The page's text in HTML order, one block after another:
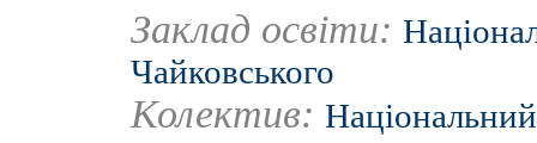
Заклад освіти:
Чайковського
Колектив: